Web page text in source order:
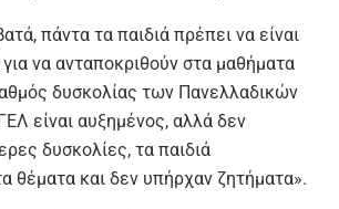
πάντα τα παιδιά πρέπει να είναι
να ανταποκριθούν στα μαθήματα
δυσκολίας των Πανελλαδικών
είναι αυξημένος, αλλά δεν
δυσκολίες, τα παιδιά
θέματα και δεν υπήρχαν ζητήματα».